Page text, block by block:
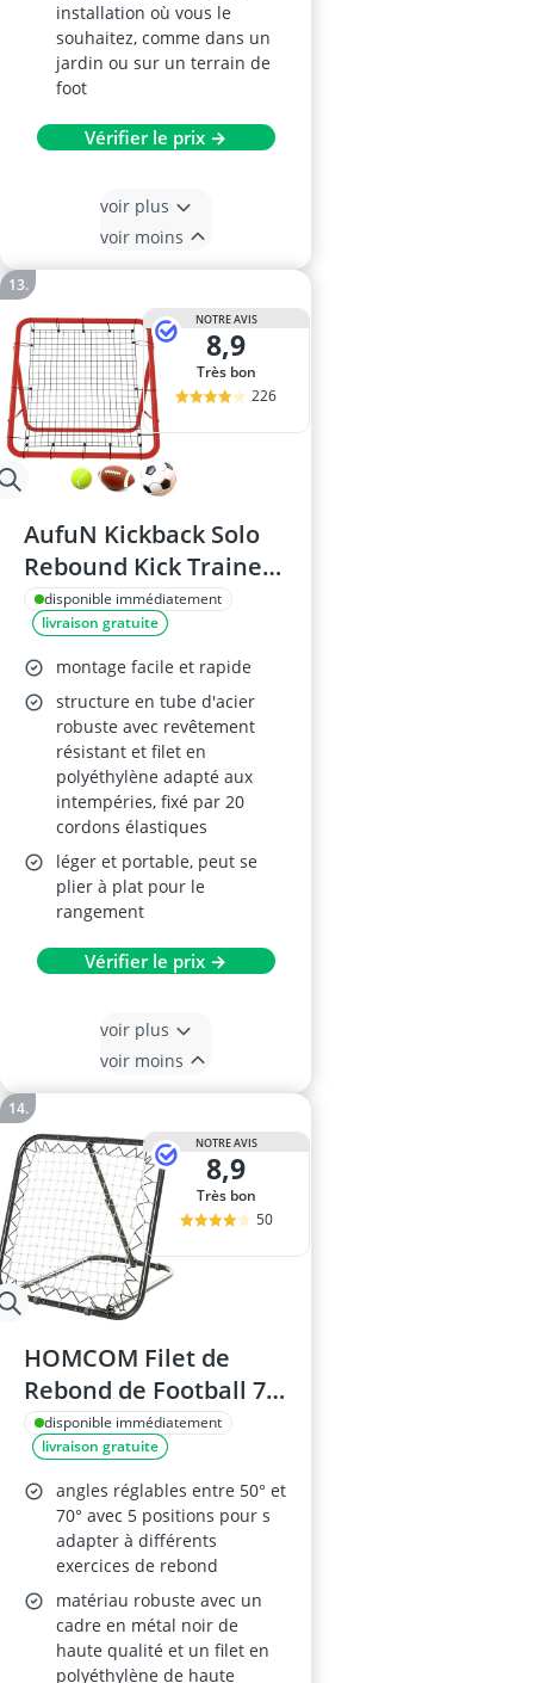
installation où vous le
souhaitez, comme dans un
jardin ou sur un terrain de
foot
Vérifier le prix →
voir plus
voir moins
NOTRE AVIS
8,9
Très bon
226
AufuN Kickback Solo
Rebound Kick Trainer -
Filet de rebond de
football, 100 x 100 x 65
cm, rouge
disponible immédiatement
livraison gratuite
montage facile et rapide
structure en tube d'acier
robuste avec revêtement
résistant et filet en
polyéthylène adapté aux
intempéries, fixé par 20
cordons élastiques
léger et portable, peut se
plier à plat pour le
rangement
Vérifier le prix →
voir plus
voir moins
NOTRE AVIS
8,9
Très bon
50
HOMCOM Filet de
Rebond de Football 78
x 84 x 78 cm
disponible immédiatement
livraison gratuite
angles réglables entre 50° et
70° avec 5 positions pour s
adapter à différents
exercices de rebond
matériau robuste avec un
cadre en métal noir de
haute qualité et un filet en
polyéthylène de haute